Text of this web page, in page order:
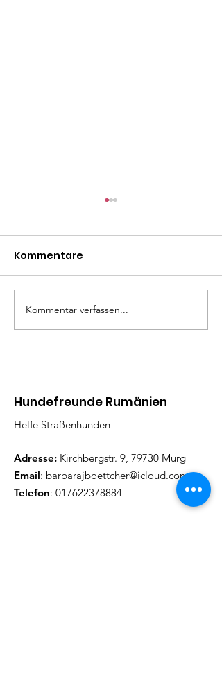
Kommentare
Kommentar verfassen...
Hundefreunde Rumänien
Helfe Straßenhunden
Adresse: Kirchbergstr. 9, 79730 Murg
Email: barbarajboettcher@icloud.com
Telefon: 017622378884